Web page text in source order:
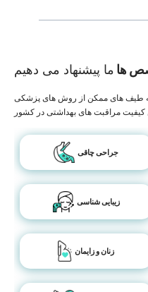
ها ما پیشنهاد می دهیم
طیف های ممکن از روش های پزشکی
جراحی چاقی
زیبایی شناسی
زنان و زایمان